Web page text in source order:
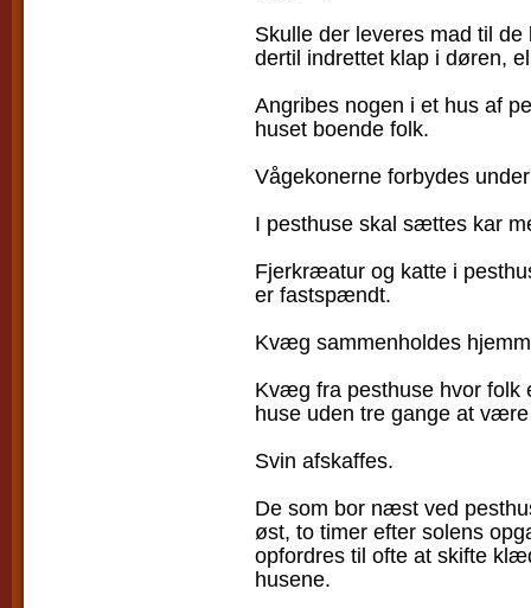
Skulle der leveres mad til
dertil indrettet klap i døren,
Angribes nogen i et hus af
huset boende folk.
Vågekonerne forbydes
I pesthuse skal sættes kar
Fjerkræatur og katte i
er fastspændt.
Kvæg sammenholdes
Kvæg fra pesthuse hvor folk
huse uden tre gange at
Svin afskaffes.
De som bor næst ved
øst, to timer efter solens
opfordres til ofte at skifte
husene.